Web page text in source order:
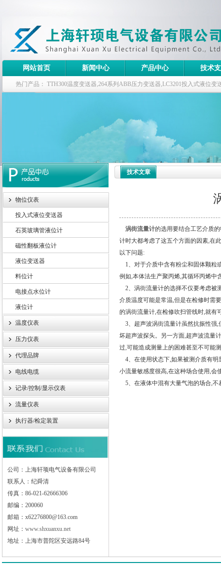
上海轩顼电气设备有限公司
网站首页 新闻中心 产品中心 技术
热门产品： TTH300温度变送器,264系列ABB压力变送器,LC3201投入式液位
物位仪表
投入式液位变送器
石英玻璃管液位计
磁性翻板液位计
液位变送器
料位计
电接点水位计
液位计
温度仪表
压力仪表
代理品牌
电线电缆
记录/控制/显示仪表
流量仪表
执行器/检定装置
公司：上海轩顼电气设备有限公司
联系人：纪舜清
传真：86-021-62666306
邮编：200060
邮箱：x62276800@163.com
网址： www.shxuanxu.net
地址：上海市普陀区安远路84号
技术文章
涡街流量计的选用要结合工艺介质
计时大都考虑了这五个方面的因素,在
以下问题:
1、对于介质中含有粉尘和固体颗粒
例如,本体法生产聚丙烯,其循环丙烯中
2、涡街流量计的选择不仅要考虑被
介质温度可能是常温,但是在检修时需
的涡街流量计,在检修吹扫管线时,就有
3、超声波涡街流量计虽然抗振性强,
坏超声波探头。另一方面,超声波流量
过,可能造成测量上的困难甚至不可能
4、在使用状态下,如果被测介质有明
小流量敏感度很高,在这种场合使用,会
5、在液体中混有大量气泡的场合,